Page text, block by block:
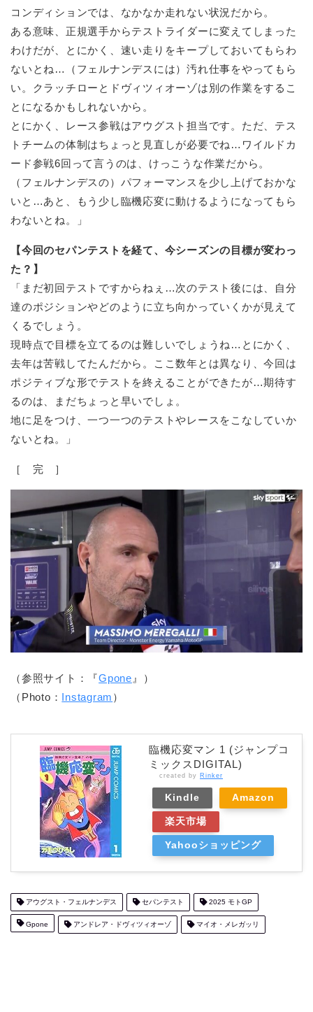
コンディションでは、なかなか走れない状況だから。
ある意味、正規選手からテストライダーに変えてしまった
わけだが、とにかく、速い走りをキープしておいてもらわ
ないとね…（フェルナンデスには）汚れ仕事をやってもら
い。クラッチローとドヴィツィオーゾは別の作業をするこ
とになるかもしれないから。
とにかく、レース参戦はアウグスト担当です。ただ、テス
トチームの体制はちょっと見直しが必要でね…ワイルドカ
ード参戦6回って言うのは、けっこうな作業だから。
（フェルナンデスの）パフォーマンスを少し上げておかな
いと…あと、もう少し臨機応変に動けるようになってもら
わないとね。」
【今回のセパンテストを経て、今シーズンの目標が変わっ
た？】
「まだ初回テストですからねぇ…次のテスト後には、自分
達のポジションやどのように立ち向かっていくかが見えて
くるでしょう。
現時点で目標を立てるのは難しいでしょうね…とにかく、
去年は苦戦してたんだから。ここ数年とは異なり、今回は
ポジティブな形でテストを終えることができたが…期待す
るのは、まだちょっと早いでしょ。
地に足をつけ、一つ一つのテストやレースをこなしていか
ないとね。」
［ 完 ］
（参照サイト：『Gpone 』）
（Photo： Instagram ）
臨機応変マン 1 (ジャンプコ
ミックスDIGITAL)
created by Rinker
Kindle Amazon
楽天市場
Yahooショッピング
アウグスト・フェルナンデス セパンテスト 2025 モトGP
Gpone アンドレア・ドヴィツィオーゾ マイオ・メレガッリ